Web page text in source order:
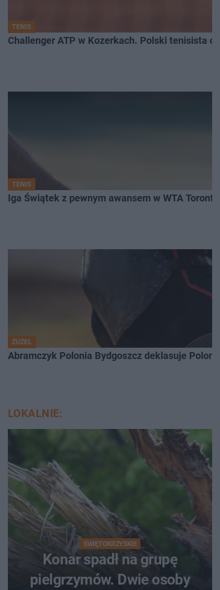
TENIS
Challenger ATP w Kozerkach. Polski tenisista
TENIS
Iga Świątek z pewnym awansem w WTA
ŻUŻEL
Abramczyk Polonia Bydgoszcz deklasuje
LOKALNIE:
ŚWIĘTOKRZYSKIE
Konar spadł na grupę
pielgrzymów. Dwie osoby